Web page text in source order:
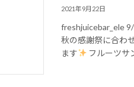
2021年9月22日
freshjuicebar_ele
秋の感謝祭に合わ
ます
フルーツサ